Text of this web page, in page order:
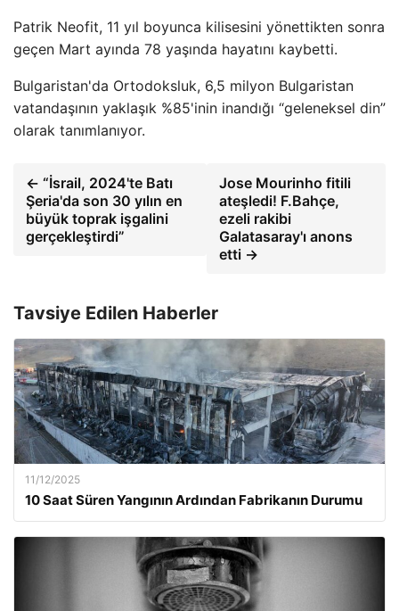
Patrik Neofit, 11 yıl boyunca kilisesini yönettikten sonra
geçen Mart ayında 78 yaşında hayatını kaybetti.
Bulgaristan'da Ortodoksluk, 6,5 milyon Bulgaristan
vatandaşının yaklaşık %85'inin inandığı “geleneksel din”
olarak tanımlanıyor.
← “İsrail, 2024'te Batı
Şeria'da son 30 yılın en
büyük toprak işgalini
gerçekleştirdi”
Jose Mourinho fitili
ateşledi! F.Bahçe,
ezeli rakibi
Galatasaray'ı anons
etti →
Tavsiye Edilen Haberler
11/12/2025
10 Saat Süren Yangının Ardından Fabrikanın Durumu